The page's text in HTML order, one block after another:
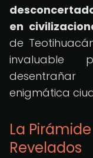
en
de
invaluable
enigmática
La
Revelados